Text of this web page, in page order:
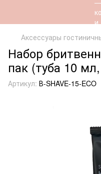
Аксессуары
Набор
пак (туба 10
Артикул: В-SHAVE-15-ECO